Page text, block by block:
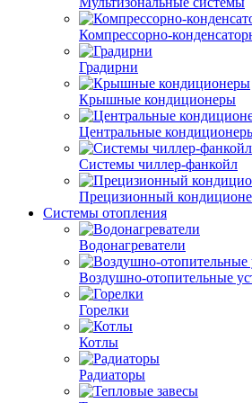
Компрессорно-
Градирни
Крышные кондиционеры
Центральные
Системы чиллер-фанкойл
Прецизионный
Системы отопления
Водонагреватели
Воздушно-отопительные
Горелки
Котлы
Радиаторы